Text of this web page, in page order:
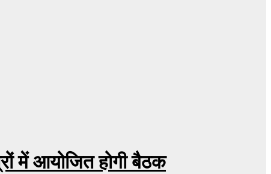
में आयोजित होगी बैठक